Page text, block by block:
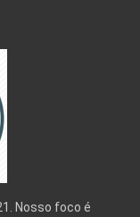
Nosso foco é